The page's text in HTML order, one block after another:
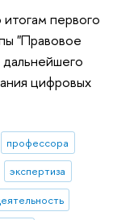
первого
"Правовое
дальнейшего
цифровых
профессора
экспертиза